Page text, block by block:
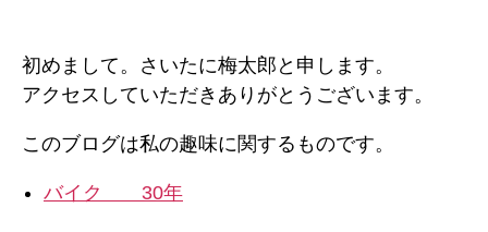
初めまして。さいたに梅太郎と申します。
アクセスしていただきありがとうございます。
このブログは私の趣味に関するものです。
バイク 30年